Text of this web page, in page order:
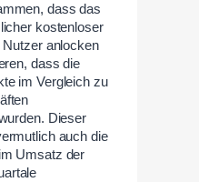
dass das
kostenloser
Nutzer anlocken
dass die
im Vergleich zu
Dieser
auch die
Umsatz der